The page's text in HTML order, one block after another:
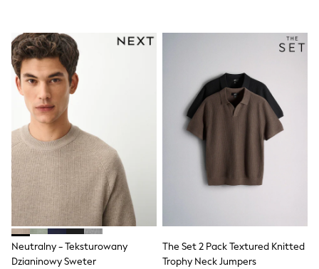
All Underwear
New In
Nighties
Pyjamas
Robes
Socks & Tights
All Bags & Accessories
Bags
All Occasionwear
All Partywear
Wedding
Dresses
Shoes
Cardigans
Skirts
Denim Jackets
Raincoats
Neutralny - Teksturowany
Dzianinowy Sweter
The Set 2 Pack Textured Knitted
Trophy Neck Jumpers